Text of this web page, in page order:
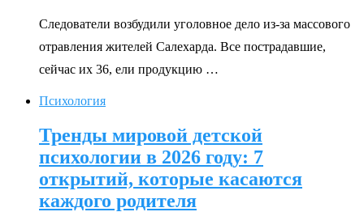
Следователи возбудили уголовное дело из-за массового
отравления жителей Салехарда. Все пострадавшие,
сейчас их 36, ели продукцию …
Психология
Тренды мировой детской
психологии в 2026 году: 7
открытий, которые касаются
каждого родителя